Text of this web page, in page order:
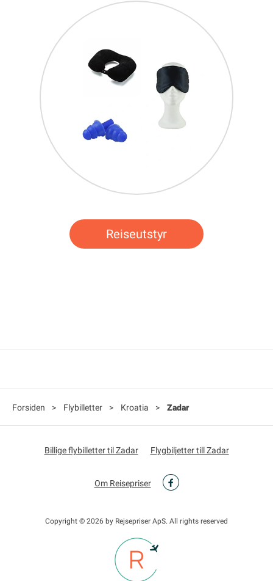
Reiseutstyr
Forsiden > Flybilletter > Kroatia > Zadar
Billige flybilletter til Zadar Flygbiljetter till Zadar
Om Reisepriser
Copyright © 2026 by Rejsepriser ApS. All rights reserved